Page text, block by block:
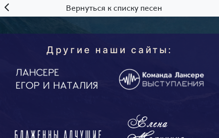
Вернуться к списку песен
Другие наши сайты: